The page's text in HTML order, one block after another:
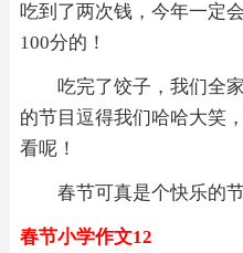
吃到了两次钱，今年一定
100分的！
吃完了饺子，我们全
的节目逗得我们哈哈大笑
看呢！
春节可真是个快乐的节
春节小学作文12